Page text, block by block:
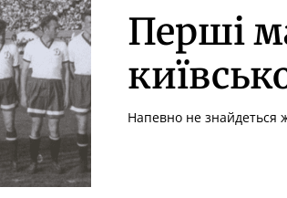
Перші
Напевно не знайдеться